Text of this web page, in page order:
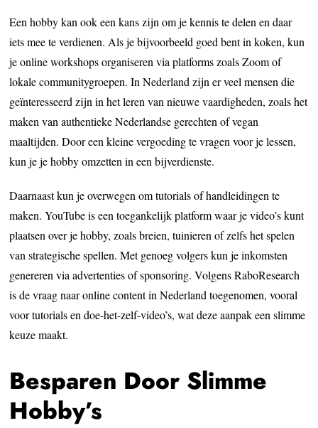
Een hobby kan ook een kans zijn om je kennis te delen en daar
iets mee te verdienen. Als je bijvoorbeeld goed bent in koken, kun
je online workshops organiseren via platforms zoals Zoom of
lokale communitygroepen. In Nederland zijn er veel mensen die
geïnteresseerd zijn in het leren van nieuwe vaardigheden, zoals het
maken van authentieke Nederlandse gerechten of vegan
maaltijden. Door een kleine vergoeding te vragen voor je lessen,
kun je je hobby omzetten in een bijverdienste.
Daarnaast kun je overwegen om tutorials of handleidingen te
maken. YouTube is een toegankelijk platform waar je video’s kunt
plaatsen over je hobby, zoals breien, tuinieren of zelfs het spelen
van strategische spellen. Met genoeg volgers kun je inkomsten
genereren via advertenties of sponsoring. Volgens RaboResearch
is de vraag naar online content in Nederland toegenomen, vooral
voor tutorials en doe-het-zelf-video’s, wat deze aanpak een slimme
keuze maakt.
Besparen Door Slimme
Hobby’s